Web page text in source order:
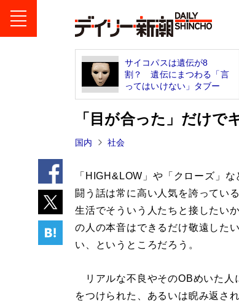
サイコパスは遺伝が8
割？ 遺伝にまつわる「言
ってはいけない」タブー
「目が合った」だけ
国内 社会
「HIGH&LOW」や「クローズ」
闘う話は常に高い人気を誇ってい
生活でそういう人たちと接したい
の人の本音はできるだけ敬遠した
い、というところだろう。
リアルな不良やそのOBめいた人
をつけられた、あるいは睨み返さ